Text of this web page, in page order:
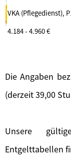
VKA (Pflegedienst),
4.184 - 4.960 €
Die Angaben
(derzeit 39,00
Unsere
Entgelttabellen